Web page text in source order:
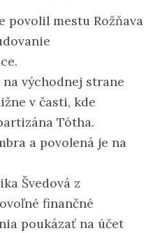
povolil mestu Rožňava
východnej strane
v časti, kde
Tótha.
a povolená je na
Švedová z
finančné
poukázať na účet